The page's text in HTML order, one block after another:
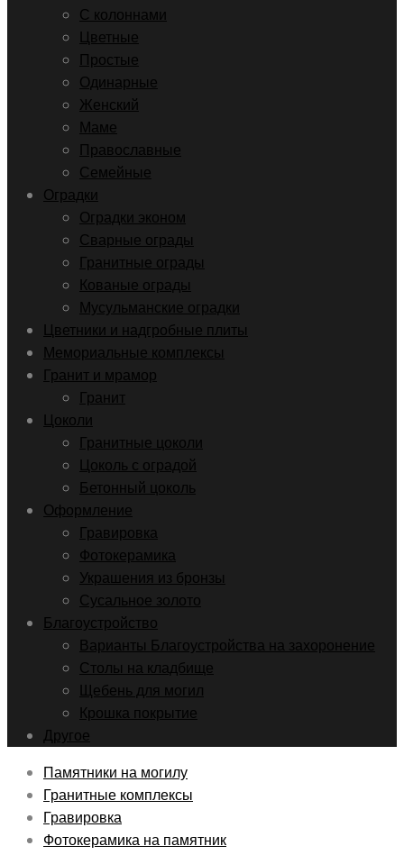
С колоннами
Цветные
Простые
Одинарные
Женский
Маме
Православные
Семейные
Оградки
Оградки эконом
Сварные ограды
Гранитные ограды
Кованые ограды
Мусульманские оградки
Цветники и надгробные плиты
Мемориальные комплексы
Гранит и мрамор
Гранит
Цоколи
Гранитные цоколи
Цоколь с оградой
Бетонный цоколь
Оформление
Гравировка
Фотокерамика
Украшения из бронзы
Сусальное золото
Благоустройство
Варианты Благоустройства на захоронение
Столы на кладбище
Щебень для могил
Крошка покрытие
Другое
Памятники на могилу
Гранитные комплексы
Гравировка
Фотокерамика на памятник